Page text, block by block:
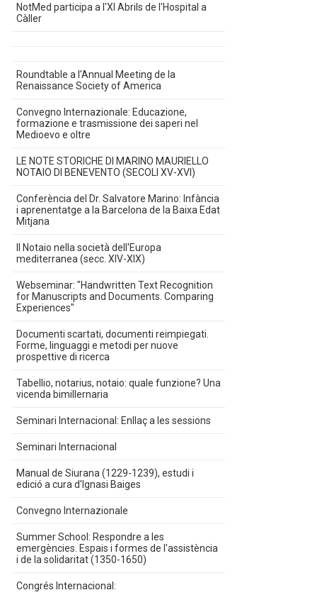
NotMed participa a l'XI Abrils de l'Hospital a
Càller
Roundtable a l'Annual Meeting de la
Renaissance Society of America
Convegno Internazionale: Educazione,
formazione e trasmissione dei saperi nel
Medioevo e oltre
LE NOTE STORICHE DI MARINO MAURIELLO
NOTAIO DI BENEVENTO (SECOLI XV-XVI)
Conferència del Dr. Salvatore Marino: Infància
i aprenentatge a la Barcelona de la Baixa Edat
Mitjana
Il Notaio nella società dell'Europa
mediterranea (secc. XIV-XIX)
Webseminar: "Handwritten Text Recognition
for Manuscripts and Documents. Comparing
Experiences"
Documenti scartati, documenti reimpiegati.
Forme, linguaggi e metodi per nuove
prospettive di ricerca
Tabellio, notarius, notaio: quale funzione? Una
vicenda bimillernaria
Seminari Internacional: Enllaç a les sessions
Seminari Internacional
Manual de Siurana (1229-1239), estudi i
edició a cura d'Ignasi Baiges
Convegno Internazionale
Summer School: Respondre a les
emergències. Espais i formes de l'assistència
i de la solidaritat (1350-1650)
Congrés Internacional: